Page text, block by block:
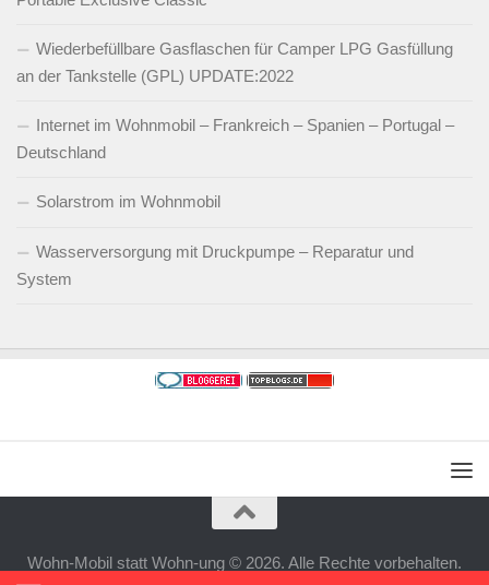
Wiederbefüllbare Gasflaschen für Camper LPG Gasfüllung
an der Tankstelle (GPL) UPDATE:2022
Internet im Wohnmobil – Frankreich – Spanien – Portugal –
Deutschland
Solarstrom im Wohnmobil
Wasserversorgung mit Druckpumpe – Reparatur und
System
Wohn-Mobil statt Wohn-ung © 2026. Alle Rechte vorbehalten.